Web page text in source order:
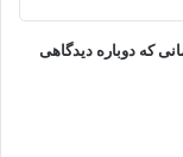
که دوباره دیدگاهی